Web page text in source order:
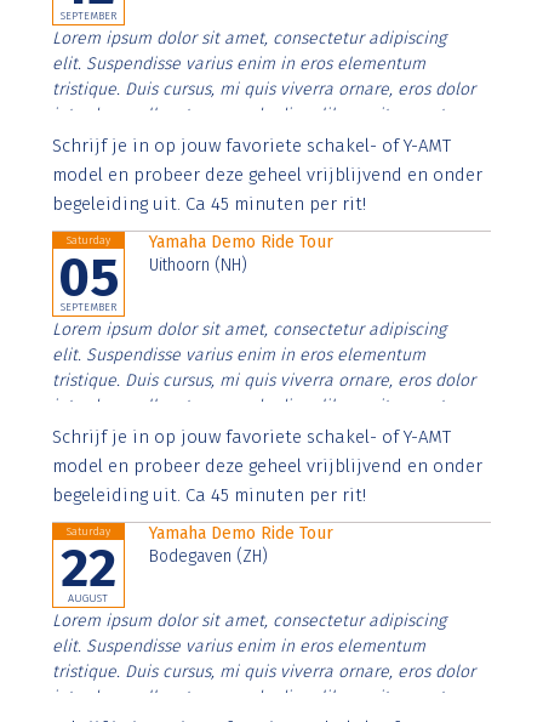
SEPTEMBER
Lorem ipsum dolor sit amet, consectetur adipiscing
elit. Suspendisse varius enim in eros elementum
tristique. Duis cursus, mi quis viverra ornare, eros dolor
interdum nulla, ut commodo diam libero vitae erat.
Aenean faucibus nibh et justo cursus id rutrum lorem
imperdiet. Nunc ut sem vitae risus tristique posuere.
Schrijf je in op jouw favoriete schakel- of Y-AMT
model en probeer deze geheel vrijblijvend en onder
begeleiding uit. Ca 45 minuten per rit!
Saturday
05
SEPTEMBER
Yamaha Demo Ride Tour
Uithoorn (NH)
Lorem ipsum dolor sit amet, consectetur adipiscing
elit. Suspendisse varius enim in eros elementum
tristique. Duis cursus, mi quis viverra ornare, eros dolor
interdum nulla, ut commodo diam libero vitae erat.
Aenean faucibus nibh et justo cursus id rutrum lorem
imperdiet. Nunc ut sem vitae risus tristique posuere.
Schrijf je in op jouw favoriete schakel- of Y-AMT
model en probeer deze geheel vrijblijvend en onder
begeleiding uit. Ca 45 minuten per rit!
Saturday
22
AUGUST
Yamaha Demo Ride Tour
Bodegaven (ZH)
Lorem ipsum dolor sit amet, consectetur adipiscing
elit. Suspendisse varius enim in eros elementum
tristique. Duis cursus, mi quis viverra ornare, eros dolor
interdum nulla, ut commodo diam libero vitae erat.